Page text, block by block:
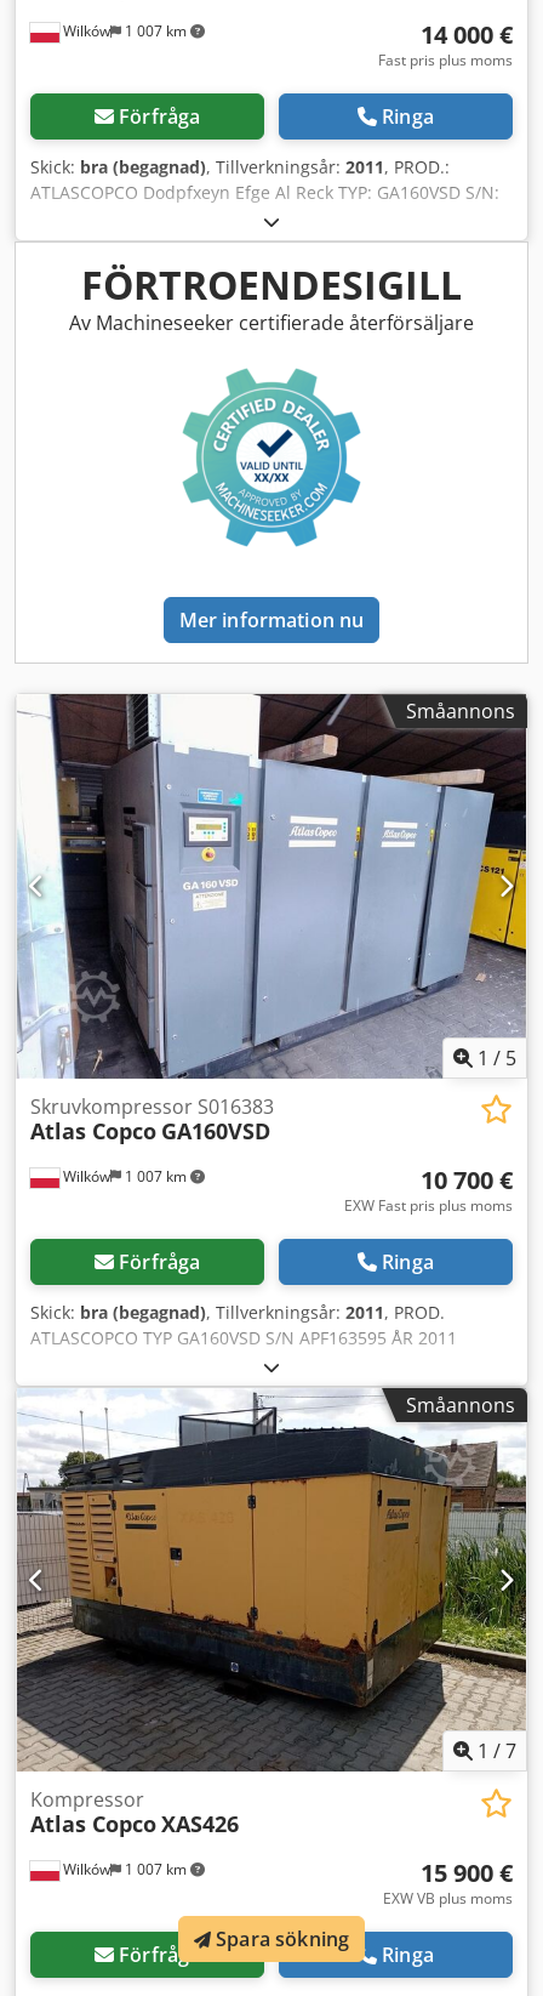
Wilków 1 007 km 14 000 €
Fast pris plus moms
Förfråga Ringa
Skick: bra (begagnad), Tillverkningsår: 2011, PROD.:
ATLASCOPCO Dodpfxeyn Efge Al Reck TYP: GA160VSD S/N:
APF163595 ÅR: 2011 EFFEKT (kW): 186 KAPACITET (m³/min):
4,82-18,36 TRYCK (bar): 10
FÖRTROENDESIGILL
Av Machineseeker certifierade återförsäljare
Mer information nu
Småannons
1 / 5
Wilków 1 007 km
Skruvkompressor S016383
Atlas Copco GA160VSD
10 700 €
EXW Fast pris plus moms
Förfråga Ringa
Skick: bra (begagnad), Tillverkningsår: 2011, PROD.
ATLASCOPCO TYP GA160VSD S/N APF163595 ÅR 2011
EFFEKT (kW) 186 KAPACITET (m³/min) 4,82-18,36 TRYCK
(bar) 10 TIMM (DOC/TOTALT) Djdpfeygx U Sex Al Reck
FREKVENSOMRIKTARE ja
Småannons
1 /7
Wilków 1 007 km
Kompressor
Atlas CopcoXAS426
15 900 €
EXW VB plus moms
Förfråga Ringa
Spara sökning